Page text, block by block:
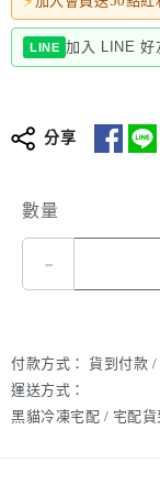
LINE 加入 LINE 好
分享
數量
-
付款方式：
貨到付款
運送方式：
黑貓冷凍宅配 / 宅配